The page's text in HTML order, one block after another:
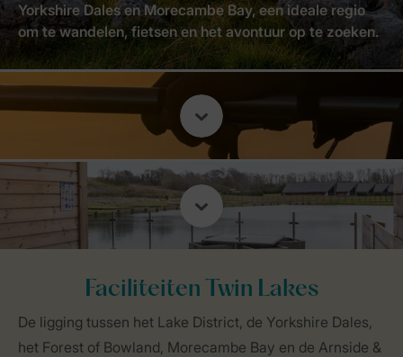
Yorkshire Dales en Morecambe Bay, een ideale regio
om te wandelen, fietsen en het avontuur op te zoeken.
Faciliteiten Twin Lakes
De ligging tussen het Lake District, de Yorkshire Dales,
het Forest of Bowland, Morecambe Bay en de Arnside &